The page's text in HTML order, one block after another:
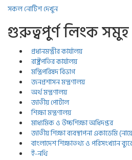
সকল নোটিশ দেখুন
গুরুত্বপুর্ণ লিংক
প্রধানমন্ত্রীর কার্যালয়
রাষ্ট্রপতির কার্যালয়
মন্ত্রিপরিষদ বিভাগ
জনপ্রশাসন মন্ত্রণালয়
অর্থ মন্ত্রণালয়
জাতীয় পোর্টাল
শিক্ষা মন্ত্রণালয়
মাধ্যমিক ও উচ্চশিক্ষা অধিদপ্তর
জাতীয় শিক্ষা ব্যবস্থাপনা একাডেমি
বাংলাদেশ শিক্ষাতথ্য ও পরিসংখ্যান
ই-নথি